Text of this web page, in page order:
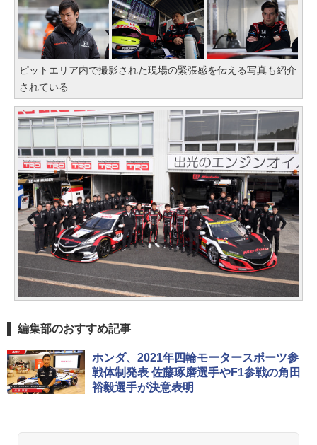
ピットエリア内で撮影された現場の緊張感を伝える写真も紹介
されている
編集部のおすすめ記事
ホンダ、2021年四輪モータースポーツ参
戦体制発表 佐藤琢磨選手やF1参戦の角田
裕毅選手が決意表明